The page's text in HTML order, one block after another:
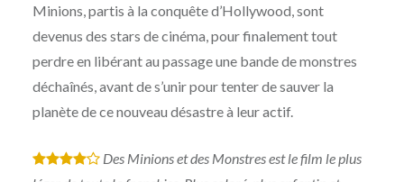
Minions, partis à la conquête d’Hollywood, sont
devenus des stars de cinéma, pour finalement tout
perdre en libérant au passage une bande de monstres
déchaînés, avant de s’unir pour tenter de sauver la
planète de ce nouveau désastre à leur actif.
* * * *
Des Minions et des Monstres est le film le plus